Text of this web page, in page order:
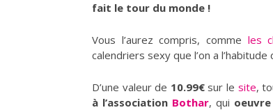
fait le tour du monde !
Vous l’aurez compris, comme les
calendriers sexy que l’on a
D’une valeur de 10.99€sur le site,
à l’association Bothar, qui